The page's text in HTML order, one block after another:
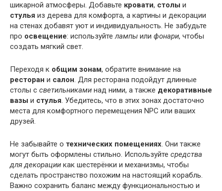
шикарной атмосферы. Добавьте кровати, столы и
стулья из дерева для комфорта, а картины и декорации
на стенах добавят уют и индивидуальность. Не забудьте
про освещение: используйтелампы или фонари, чтобы
создать мягкий свет.
Переходя к общим зонам, обратите внимание на
ресторан и салон. Для ресторана подойдут длинные
столы с светильниками над ними, а также декоративные
вазы и стулья. Убедитесь, что в этих зонах достаточно
места для комфортного перемещения NPC или ваших
друзей.
Не забывайте о технических помещениях. Они также
могут быть оформлены стильно. Используйте средства
для декорации как шестерёнки и механизмы, чтобы
сделать пространство похожим на настоящий корабль.
Важно сохранить баланс между функциональностью и